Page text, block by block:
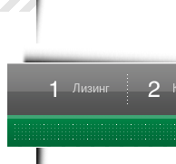
Лизинг